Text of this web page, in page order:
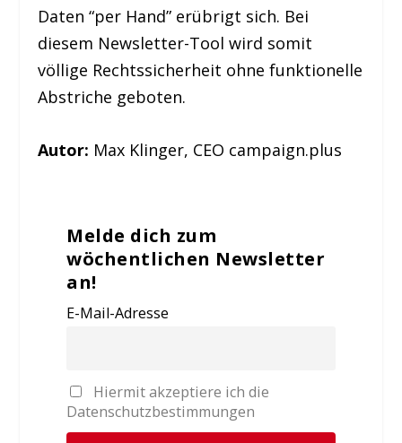
Daten “per Hand” erübrigt sich. Bei
diesem Newsletter-Tool wird somit
völlige Rechtssicherheit ohne funktionelle
Abstriche geboten.
Autor: Max Klinger, CEO campaign.plus
Melde dich zum
wöchentlichen Newsletter
an!
E-Mail-Adresse
Hiermit akzeptiere ich die
Datenschutzbestimmungen